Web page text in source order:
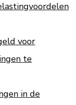
voor
te
in de